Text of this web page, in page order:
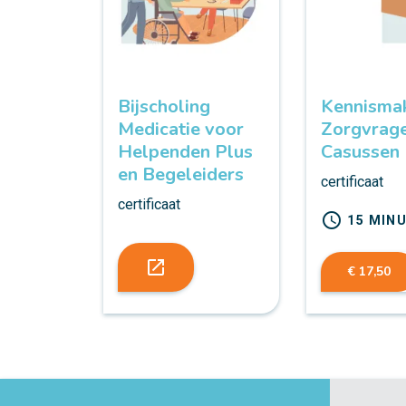
Bijscholing
Medicatie voor
Helpenden Plus
en Begeleiders
certificaat
launch
Casussen
certificaat
schedule 15
€ 17,50